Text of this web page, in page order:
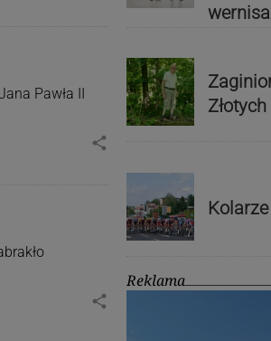
Pawła II
share
share
Reklama